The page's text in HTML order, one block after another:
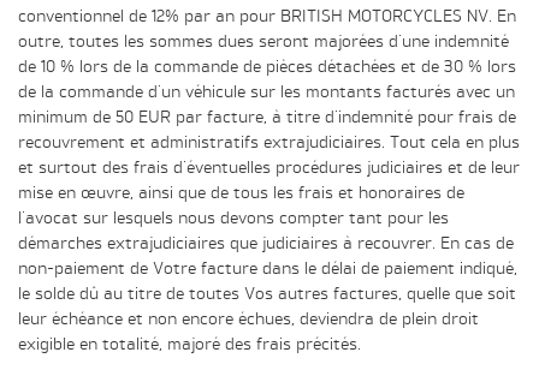
conventionnel de 12% par an pour BRITISH MOTORCYCLES NV. En
outre, toutes les sommes dues seront majorées d'une indemnité
de 10 % lors de la commande de pièces détachées et de 30 % lors
de la commande d'un véhicule sur les montants facturés avec un
minimum de 50 EUR par facture, à titre d'indemnité pour frais de
recouvrement et administratifs extrajudiciaires. Tout cela en plus
et surtout des frais d'éventuelles procédures judiciaires et de leur
mise en œuvre, ainsi que de tous les frais et honoraires de
l'avocat sur lesquels nous devons compter tant pour les
démarches extrajudiciaires que judiciaires à recouvrer. En cas de
non-paiement de Votre facture dans le délai de paiement indiqué,
le solde dû au titre de toutes Vos autres factures, quelle que soit
leur échéance et non encore échues, deviendra de plein droit
exigible en totalité, majoré des frais précités.